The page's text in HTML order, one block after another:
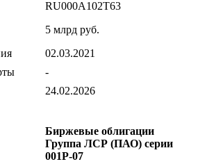
RU000A102T63
5 млрд руб.
02.03.2021
-
24.02.2026
Биржевые облигации
Группа ЛСР (ПАО) серии
001P-07